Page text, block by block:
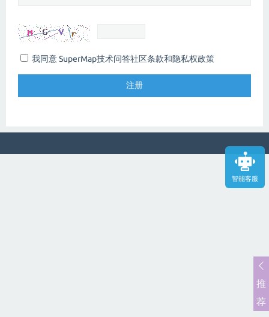
智能客服
我同意 SuperMap技术问答社区条款和隐私权政策